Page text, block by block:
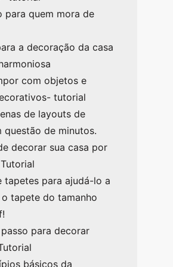
para quem mora de
a decoração da casa
com objetos e
tutorial
de layouts de
questão de minutos.
decorar sua casa por
tapetes para ajudá-lo a
tapete do tamanho
para decorar
básicos da